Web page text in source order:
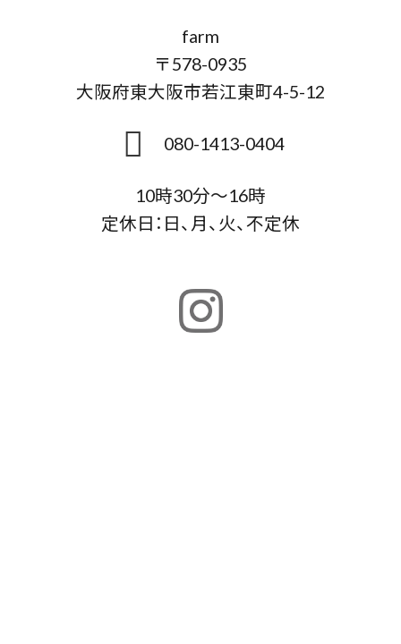
farm
〒578-0935
大阪府東大阪市若江東町4-5-12
080-1413-0404
10時30分～16時
定休日：日、月、火、不定休